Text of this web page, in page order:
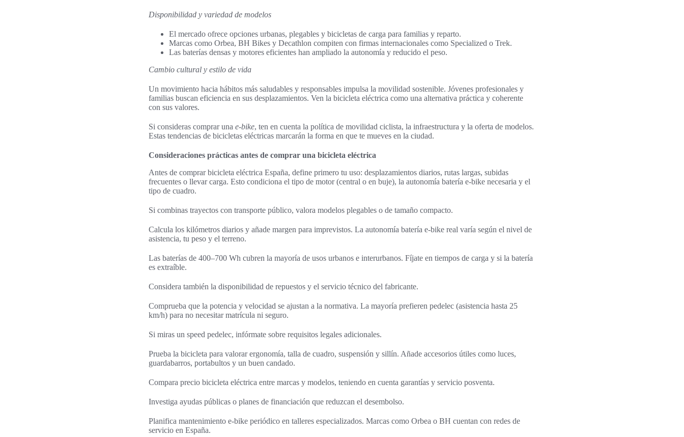
Disponibilidad y variedad de modelos
El mercado ofrece opciones urbanas, plegables y bicicletas de carga para familias y reparto.
Marcas como Orbea, BH Bikes y Decathlon compiten con firmas internacionales como Specialized o Trek.
Las baterías densas y motores eficientes han ampliado la autonomía y reducido el peso.
Cambio cultural y estilo de vida
Un movimiento hacia hábitos más saludables y responsables impulsa la movilidad sostenible. Jóvenes profesionales y
familias buscan eficiencia en sus desplazamientos. Ven la bicicleta eléctrica como una alternativa práctica y coherente
con sus valores.
Si consideras comprar una e-bike, ten en cuenta la política de movilidad ciclista, la infraestructura y la oferta de modelos.
Estas tendencias de bicicletas eléctricas marcarán la forma en que te mueves en la ciudad.
Consideraciones prácticas antes de comprar una bicicleta eléctrica
Antes de comprar bicicleta eléctrica España, define primero tu uso: desplazamientos diarios, rutas largas, subidas
frecuentes o llevar carga. Esto condiciona el tipo de motor (central o en buje), la autonomía batería e-bike necesaria y el
tipo de cuadro.
Si combinas trayectos con transporte público, valora modelos plegables o de tamaño compacto.
Calcula los kilómetros diarios y añade margen para imprevistos. La autonomía batería e-bike real varía según el nivel de
asistencia, tu peso y el terreno.
Las baterías de 400–700 Wh cubren la mayoría de usos urbanos e interurbanos. Fíjate en tiempos de carga y si la batería
es extraíble.
Considera también la disponibilidad de repuestos y el servicio técnico del fabricante.
Comprueba que la potencia y velocidad se ajustan a la normativa. La mayoría prefieren pedelec (asistencia hasta 25
km/h) para no necesitar matrícula ni seguro.
Si miras un speed pedelec, infórmate sobre requisitos legales adicionales.
Prueba la bicicleta para valorar ergonomía, talla de cuadro, suspensión y sillín. Añade accesorios útiles como luces,
guardabarros, portabultos y un buen candado.
Compara precio bicicleta eléctrica entre marcas y modelos, teniendo en cuenta garantías y servicio posventa.
Investiga ayudas públicas o planes de financiación que reduzcan el desembolso.
Planifica mantenimiento e-bike periódico en talleres especializados. Marcas como Orbea o BH cuentan con redes de
servicio en España.